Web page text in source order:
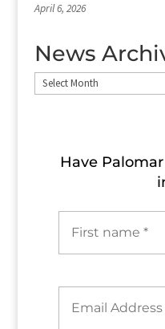
April 6, 2026
News
News
Have